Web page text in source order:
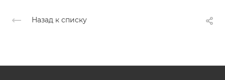
Назад к списку